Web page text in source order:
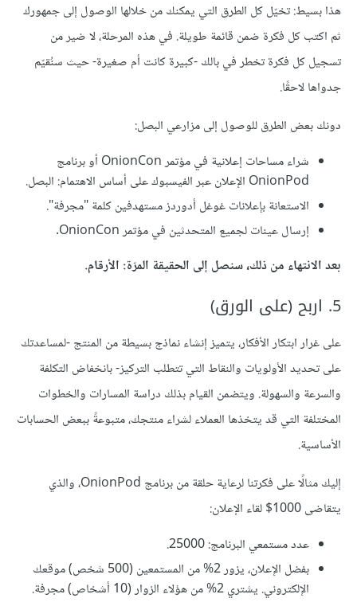
هذا بسيط: تخيّل كل الطرق التي يمكنك من خلالها الوصول إلى جمهورك
ثم اكتب كل فكرة ضمن قائمة طويلة. في هذه المرحلة، لا ضير من
تسجيل كل فكرة تخطر في بالك -كبيرة كانت أم صغيرة- حيث سنُقيّم
جدواها لاحقًا.
دونك بعض الطرق للوصول إلى مزارعي البصل:
شراء مساحات إعلانية في مؤتمر OnionCon أو برنامج
OnionPod الإعلان عبر الفيسبوك على أساس الاهتمام: البصل.
الاستعانة بإعلانات غوغل أدوردز مستهدفين كلمة "مجرفة".
إرسال عينات لجميع المتحدثين في مؤتمر OnionCon.
بعد الانتهاء من ذلك، سنصل إلى الحقيقة المرّة: الأرقام.
5. اربح (على الورق)
على غرار ابتكار الأفكار، يتميز إنشاء نماذج بسيطة من المنتج -لمساعدتك
على تحديد الأولويات والنقاط التي تتطلب التركيز- بانخفاض التكلفة
والسرعة والسهولة. ويتضمن القيام بذلك دراسة المسارات والخطوات
المختلفة التي قد يتخذها العملاء لشراء منتجك، متبوعةً ببعض الحسابات
الأساسية.
إليك مثالًا على فكرتنا لرعاية حلقة من برنامج OnionPod، والذي
يتقاضى 1000$ لقاء الإعلان:
عدد مستمعي البرنامج: 25000.
بفضل الإعلان، يزور 2% من المستمعين (500 شخص) موقعك
الإلكتروني. يشتري 2% من هؤلاء الزوار (10 أشخاص) مجرفة.